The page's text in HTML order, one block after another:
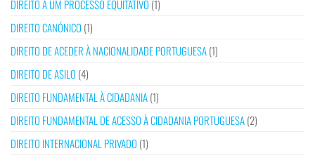
DIREITO A UM PROCESSO EQUITATIVO (1)
DIREITO CANÓNICO (1)
DIREITO DE ACEDER À NACIONALIDADE PORTUGUESA(1)
DIREITO DE ASILO (4)
DIREITO FUNDAMENTAL À CIDADANIA(1)
DIREITO FUNDAMENTAL DE ACESSO À CIDADANIA PORTUGUESA(2)
DIREITO INTERNACIONAL PRIVADO (1)